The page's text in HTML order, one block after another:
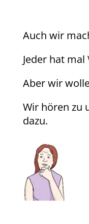
Auch wir
Jeder hat
Aber wir
Wir hören zu
dazu.